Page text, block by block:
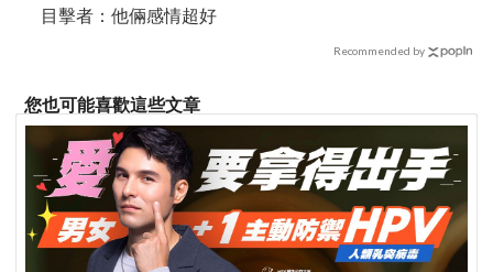
目擊者：他倆感情超好
Recommended by
您也可能喜歡這些文章